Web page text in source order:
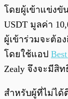
โดยผู้เข้าแข่งขั
USDT มูลค่า
ผู้เข้าร่วมจะต้อ
โดยใช้แอป
Zealy จึงจะมีสิท
สำหรับผู้ที่ไม่ได้